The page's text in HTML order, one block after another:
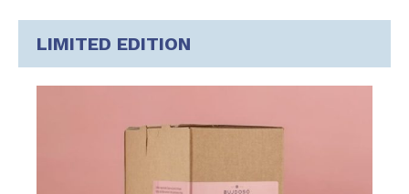
LIMITED EDITION